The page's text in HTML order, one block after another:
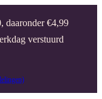
daaronder €4,99
verstuurd